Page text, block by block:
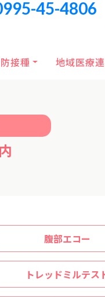
45-4806
接種 地域医療
腹部エコー
トレッドミルテス